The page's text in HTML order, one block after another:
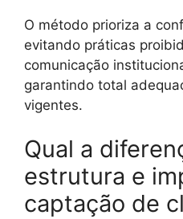
O método prioriza a
evitando práticas
comunicação
garantindo total
vigentes.
Qual a
estrutura e
captação de